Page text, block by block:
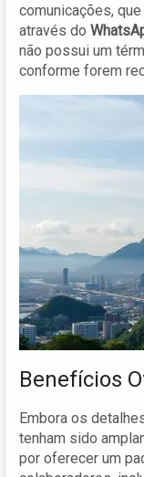
comunicações,
através do
não possui um
conforme forem
Benefícios
Embora os
tenham sido
por oferecer um